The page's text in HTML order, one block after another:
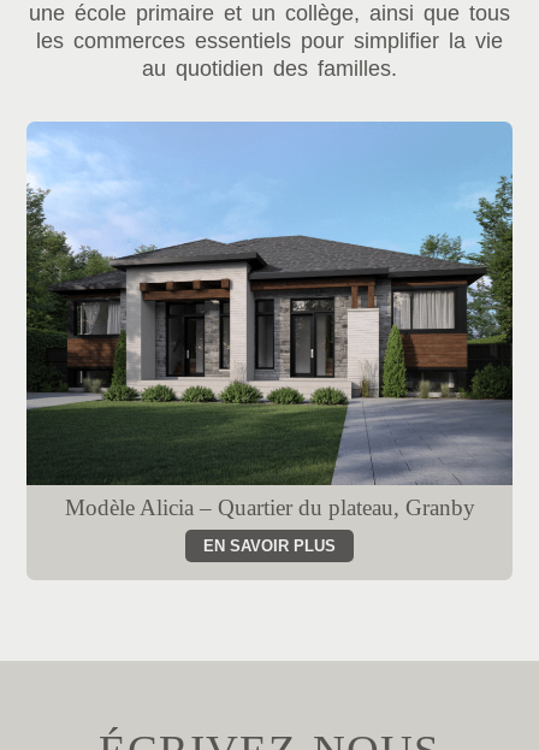
une école primaire et un collège, ainsi que tous
les commerces essentiels pour simplifier la vie
au quotidien des familles.
Modèle Alicia – Quartier du plateau, Granby
EN SAVOIR PLUS